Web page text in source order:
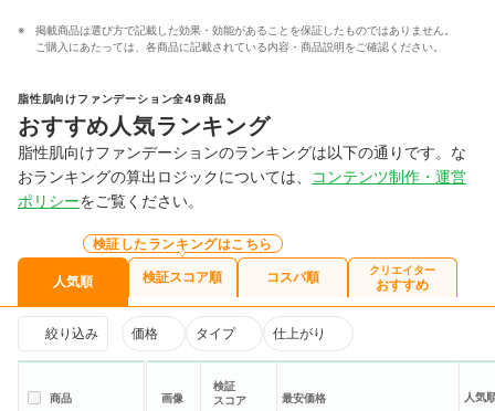
掲載商品は選び方で記載した効果・効能があることを保証したものではありません。
ご購入にあたっては、各商品に記載されている内容・商品説明をご確認ください。
脂性肌向けファンデーション全49商品
おすすめ人気ランキング
脂性肌向けファンデーションのランキングは以下の通りです。な
おランキングの算出ロジックについては、
コンテンツ制作・運営
ポリシーをご覧ください。
人気順
検証したランキングはこちら
検証スコア順 コスパ順 クリエイター
おすすめ
絞り込み 価格 タイプ 仕上がり
商品 画像
検証
スコア
最安価格 人気